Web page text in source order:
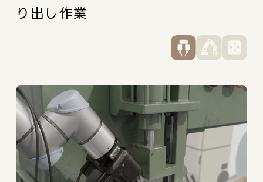
り出し作業